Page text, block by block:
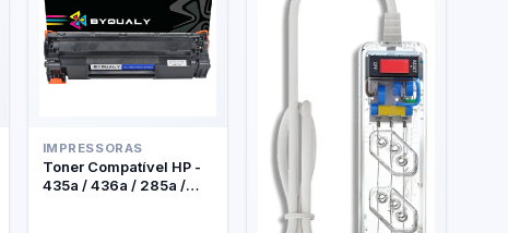
IMPRESSORAS
Toner Compatível HP -
435a / 436a / 285a /